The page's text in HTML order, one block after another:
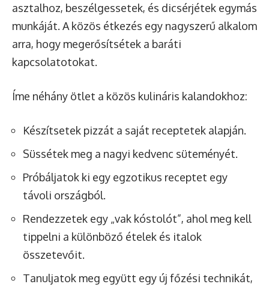
asztalhoz, beszélgessetek, és dicsérjétek egymás
munkáját. A közös étkezés egy nagyszerű alkalom
arra, hogy megerősítsétek a baráti
kapcsolatotokat.
Íme néhány ötlet a közös kulináris kalandokhoz:
Készítsetek pizzát a saját receptetek alapján.
Süssétek meg a nagyi kedvenc süteményét.
Próbáljatok ki egy egzotikus receptet egy
távoli országból.
Rendezzetek egy „vak kóstolót”, ahol meg kell
tippelni a különböző ételek és italok
összetevőit.
Tanuljatok meg együtt egy új főzési technikát,